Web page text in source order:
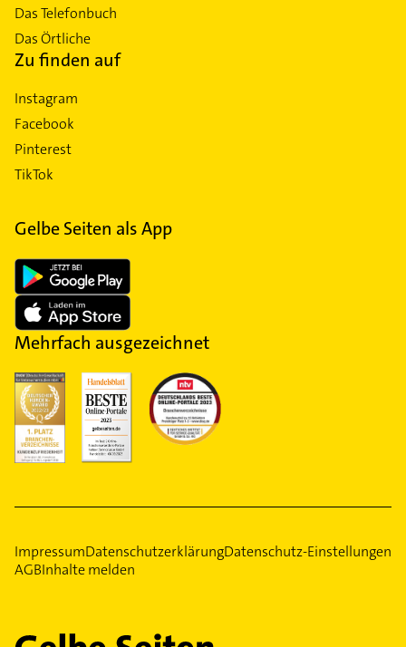
Das Telefonbuch
Das Örtliche
Zu finden auf
Instagram
Facebook
Pinterest
TikTok
Gelbe Seiten als App
Mehrfach ausgezeichnet
ImpressumDatenschutzerklärungDatenschutz-Einstellungen
AGBInhalte melden